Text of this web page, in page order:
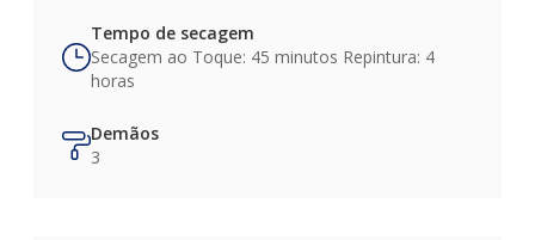
Tempo de secagem
Secagem ao Toque: 45 minutos Repintura: 4
horas
Demãos
3